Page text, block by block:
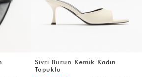
Sivri Burun Kemik Kadın
Topuklu